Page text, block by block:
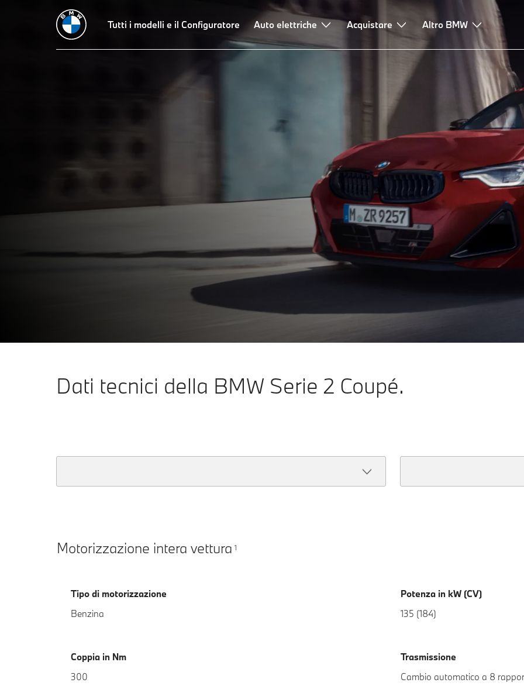
Tutti i modelli e il Configuratore Auto elettriche Acquistare Altro BMW
2
tecnici.
Ulteriori informazioni
Dati tecnici della BMW Serie 2 Coupé.
Motorizzazione intera vettura 1
Tipo di motorizzazione
Benzina
Potenza in kW (CV)
135 (184)
Coppia in Nm
300
Trasmissione
Cambio automatico a 8